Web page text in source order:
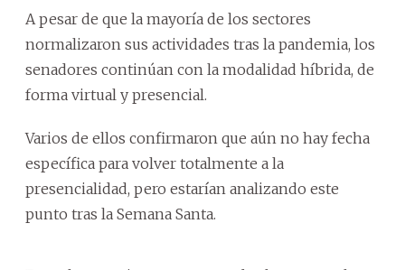
A pesar de que la mayoría de los sectores
normalizaron sus actividades tras la pandemia, los
senadores continúan con la modalidad híbrida, de
forma virtual y presencial.
Varios de ellos confirmaron que aún no hay fecha
específica para volver totalmente a la
presencialidad, pero estarían analizando este
punto tras la Semana Santa.